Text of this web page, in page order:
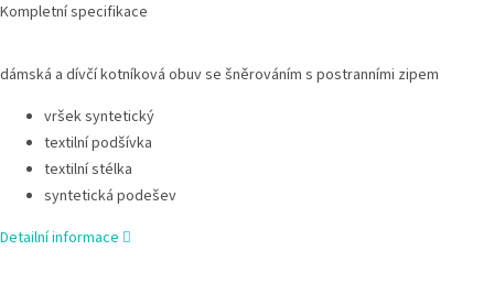
Kompletní specifikace
dámská a dívčí kotníková obuv se šněrováním s postranními zipem
vršek syntetický
textilnípodšívka
textilní stélka
syntetická podešev
Detailní informace